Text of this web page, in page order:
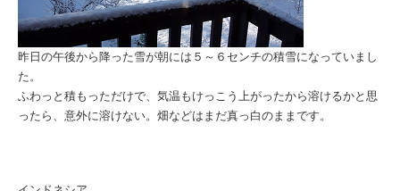
昨日の午後から降った雪が朝には５～６センチの積雪になっていまし
た。
ふわっと積もっただけで、気温もけっこう上がったから溶けるかと思
ったら、意外に溶けない。畑などはまだ真っ白のままです。